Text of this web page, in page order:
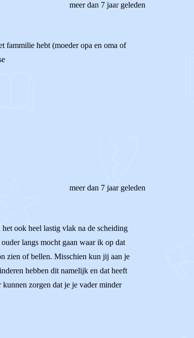
meer dan 7 jaar geleden
fammilie hebt (moeder opa en oma of
meer dan 7 jaar geleden
ook heel lastig vlak na de scheiding
langs mocht gaan waar ik op dat
zien of bellen. Misschien kun jij aan je
hebben dit namelijk en dat heeft
zorgen dat je je vader minder